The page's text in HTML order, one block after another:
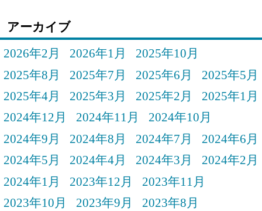
アーカイブ
2026年2月
2026年1月
2025年10月
2025年8月
2025年7月 2025年6月
2025年5月
2025年4月
2025年3月 2025年2月
2025年1月
2024年12月
2024年11月
2024年10月
2024年9月
2024年8月 2024年7月
2024年6月
2024年5月
2024年4月 2024年3月
2024年2月
2024年1月
2023年12月
2023年11月
2023年10月
2023年9月
2023年8月